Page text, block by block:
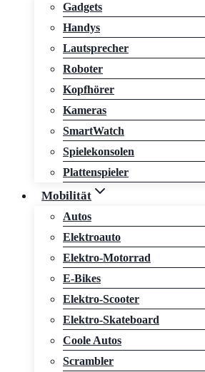
Gadgets
Handys
Lautsprecher
Roboter
Kopfhörer
Kameras
SmartWatch
Spielekonsolen
Plattenspieler
Mobilität
Autos
Elektroauto
Elektro-Motorrad
E-Bikes
Elektro-Scooter
Elektro-Skateboard
Coole Autos
Scrambler